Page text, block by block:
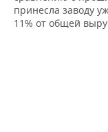
принесла заводу
11% от общей